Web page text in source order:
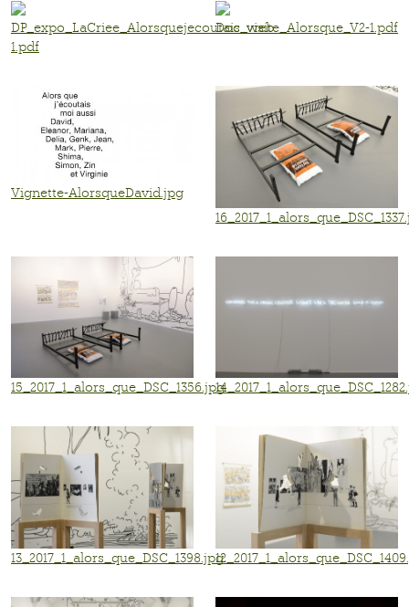
DP_expo_LaCriee_Alorsquejecoutais_web-
1.pdf
Doc_visite_Alorsque_V2-1.pdf
Vignette-AlorsqueDavid.jpg
15_2017_1_alors_que_DSC_1356.jpg
13_2017_1_alors_que_DSC_1398.jpg